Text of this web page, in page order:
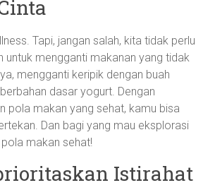
Tapi, jangan salah, kita tidak perlu
mengganti makanan yang tidak
mengganti keripik dengan buah
dasar yogurt. Dengan
pola makan yang sehat, kamu bisa
Dan bagi yang mau eksplorasi
makan sehat!
Istirahat